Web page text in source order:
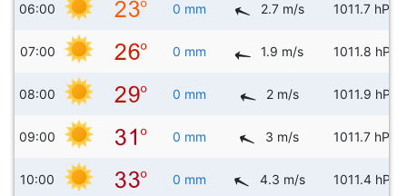
06:00 0 mm 2.7 m/s 1011.7 hPa
07:00 0 mm 1.9 m/s 1011.8 hPa
08:00 0 mm 2 m/s 1011.9 hPa
09:00 0 mm 3 m/s 1011.7 hPa
10:00 0 mm 4.3 m/s 1011.4 hPa